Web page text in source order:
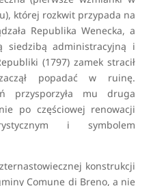
której rozkwit przypada na
Republika Wenecka, a
siedzibą administracyjną i
(1797) zamek stracił
popadać w ruinę.
przysporzyła mu druga
po częściowej renowacji
i symbolem
konstrukcji
Comune di Breno, a nie